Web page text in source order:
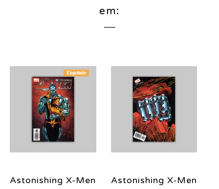
em:
Esgotado
Astonishing X-Men
Astonishing X-Men